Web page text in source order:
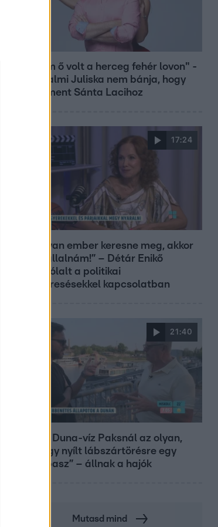
"Nekem ő volt a herceg fehér lovon" -
Széphalmi Juliska nem bánja, hogy
hozzáment Sánta Lacihoz
17:24
„Ha olyan ember keresne meg, akkor
sem vállalnám!” – Détár Enikő
megszólalt a politikai
megkeresésekkel kapcsolatban
21:40
„10 cm Duna-víz Paksnál az olyan,
mint egy nyílt lábszártörésre egy
sebtapasz” – állnak a hajók
Mutasd mind